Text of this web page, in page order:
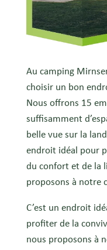
Au camping
choisir un bon
Nous offrons 15
suffisamment
belle vue sur la
endroit idéal pour
du confort et de la
proposons à notre
C’est un endroit
profiter de la
nous proposons à